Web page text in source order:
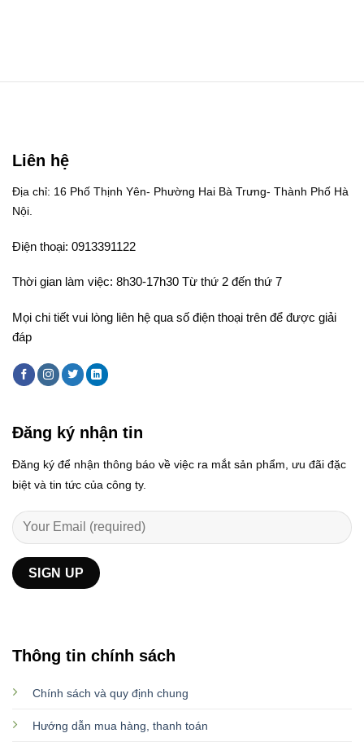
Liên hệ
Địa chỉ: 16 Phố Thịnh Yên- Phường Hai Bà Trưng- Thành Phố Hà
Nội.
Điện thoại: 0913391122
Thời gian làm việc: 8h30-17h30 Từ thứ 2 đến thứ 7
Mọi chi tiết vui lòng liên hệ qua số điện thoại trên để được giải
đáp
Thông tin chính sách
Chính sách và quy định chung
Hướng dẫn mua hàng, thanh toán
Đăng ký nhận tin
Đăng ký để nhận thông báo về việc ra mắt sản phẩm, ưu đãi đặc
biệt và tin tức của công ty.